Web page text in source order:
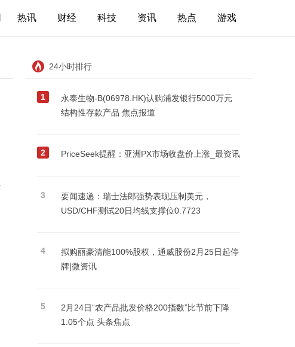
热讯 财经 科技 资讯 热点 游戏
24小时排行
1
永泰生物-B(06978.HK)认购浦发银行5000万元
结构性存款产品 焦点报道
2 PriceSeek提醒：亚洲PX市场收盘价上涨_最资讯
3
要闻速递：瑞士法郎强势表现压制美元，
USD/CHF测试20日均线支撑位0.7723
4
拟购丽豪清能100%股权，通威股份2月25日起停
牌|微资讯
5
2月24日“农产品批发价格200指数”比节前下降
1.05个点 头条焦点